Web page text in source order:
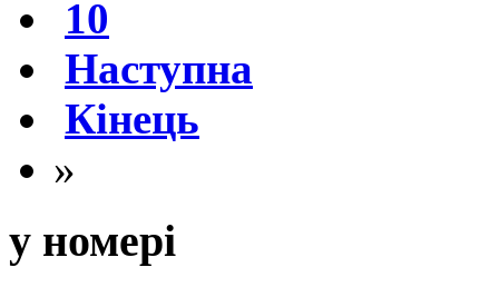
10
Наступна
Кінець
»
у номері